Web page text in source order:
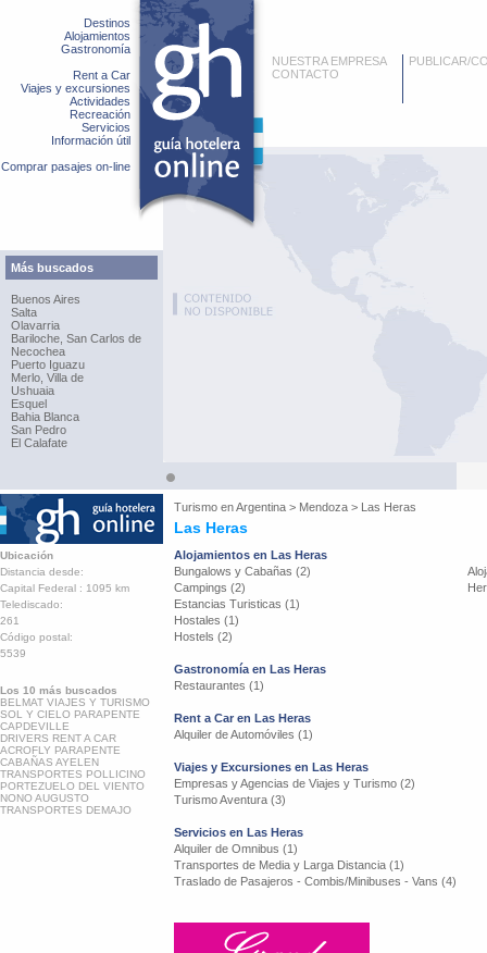
Destinos
Alojamientos
Gastronomía
Rent a Car
Viajes y excursiones
Actividades
Recreación
Servicios
Información útil
Comprar pasajes on-line
Más buscados
Buenos Aires
Salta
Olavarria
Bariloche, San Carlos de
Necochea
Puerto Iguazu
Merlo, Villa de
Ushuaia
Esquel
Bahia Blanca
San Pedro
El Calafate
NUESTRA EMPRESA
CONTACTO
PUBLICAR/
Turismo enArgentina > Mendoza > Las Heras
Las Heras
Ubicación
Distancia desde:
Capital Federal : 1095 km
Telediscado:
261
Código postal:
5539
Los 10 más buscados
BELMAT VIAJES Y TURISMO
SOL Y CIELO PARAPENTE
CAPDEVILLE
DRIVERS RENT A CAR
ACROFLY PARAPENTE
CABAÑAS AYELEN
TRANSPORTES POLLICINO
PORTEZUELO DEL VIENTO
NONO AUGUSTO
TRANSPORTES DEMAJO
Alojamientos en Las Heras
Bungalows y Cabañas (2)
Campings (2)
Estancias Turisticas (1)
Hostales (1)
Hostels (2)
Gastronomía en Las Heras
Restaurantes (1)
Rent a Car en Las Heras
Alquiler de Automóviles (1)
Viajes y Excursiones en Las Heras
Empresas y Agencias de Viajes y Turismo (2)
Turismo Aventura (3)
Servicios en Las Heras
Alquiler de Omnibus (1)
Transportes de Media y Larga Distancia (1)
Traslado de Pasajeros - Combis/Minibuses - Vans (4)